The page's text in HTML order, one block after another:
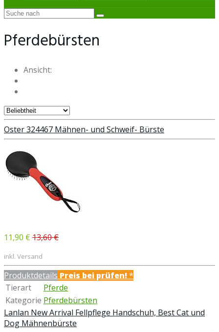
Pferdebürsten
Ansicht:
Oster 324467 Mähnen- und Schweif- Bürste
11,90 € 13,60 €
inkl. Versand
Produktdetails Preis bei prüfen!*
Tierart
Pferde
Kategorie Pferdebürsten
Lanlan New Arrival Fellpflege Handschuh, Best Cat und
Dog Mähnenbürste